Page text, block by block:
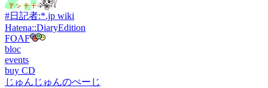
#日記者:*.jp wiki
Hatena::DiaryEdition
FOAF
bloc
events
buy CD
じゅんじゅんのぺーじ